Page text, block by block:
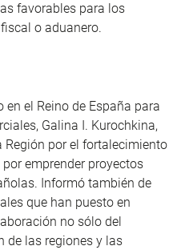
favorables para los
o aduanero.
en el Reino de España para
Galina I. Kurochkina,
Región por el fortalecimiento
emprender proyectos
Informó también de
que han puesto en
no sólo del
de las regiones y las